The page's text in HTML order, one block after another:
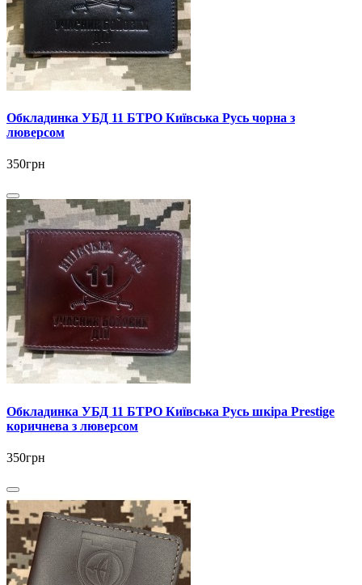
Обкладинка УБД 11 БТРО Київська Русь чорна з
люверсом
350грн
Обкладинка УБД 11 БТРО Київська Русь шкіра Prestige
коричнева з люверсом
350грн